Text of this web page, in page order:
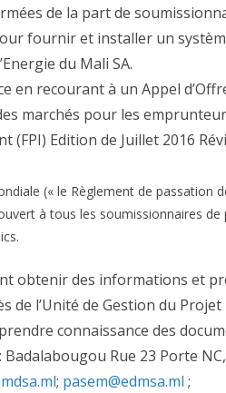
de la part de
fournir et installer un
du Mali SA.
en recourant à un Appel
marchés pour les
Edition de Juillet 2016
(« le Règlement de passation
à tous les soumissionnaires de
obtenir des informations et
de l’Unité de Gestion du Projet
connaissance des
Rue 23 Porte NC,
; pasem@edmsa.ml ;